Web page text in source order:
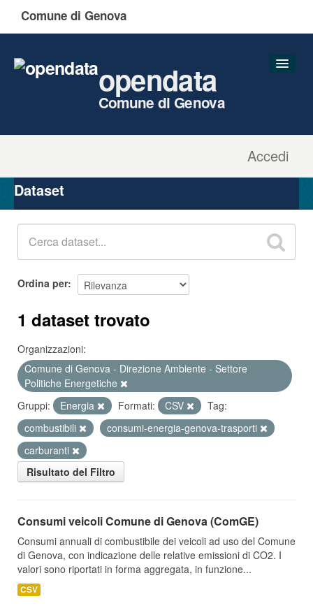
Comune di Genova
Accedi
opendata
Comune di Genova
Organizzazioni
Gruppi
Dataset
Ordina per
1 dataset trovato
Organizzazioni:
Comune di Genova - Direzione Ambiente - Settore
Politiche Energetiche
Gruppi:
Energia Formati: CSV
Tag:
combustibili
consumi-energia-genova-trasporti
carburanti
Risultato del Filtro
Consumi veicoli Comune di Genova (ComGE)
Consumi annuali di combustibile dei veicoli ad uso del Comune
di Genova, con indicazione delle relative emissioni di CO2. I
valori sono riportati in forma aggregata, in funzione...
CSV